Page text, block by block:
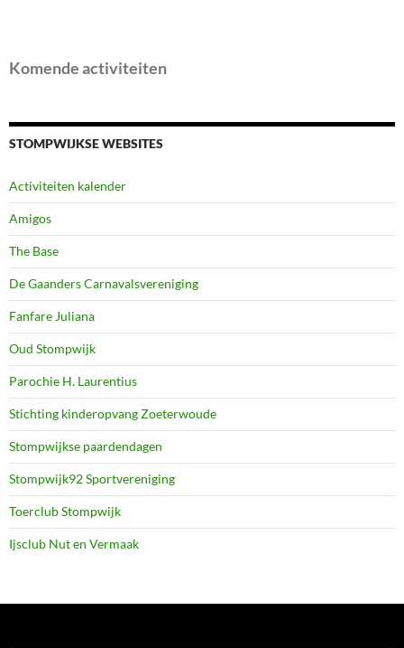
Komende activiteiten
STOMPWIJKSE WEBSITES
Activiteiten kalender
Amigos
The Base
De Gaanders Carnavalsvereniging
Fanfare Juliana
Oud Stompwijk
Parochie H. Laurentius
Stichting kinderopvang Zoeterwoude
Stompwijkse paardendagen
Stompwijk92 Sportvereniging
Toerclub Stompwijk
Ijsclub Nut en Vermaak